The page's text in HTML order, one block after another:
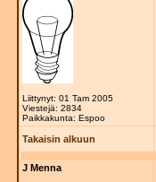
Liittynyt: 01 Tam 2005
Viestejä: 2834
Paikkakunta: Espoo
Takaisin alkuun
J Menna